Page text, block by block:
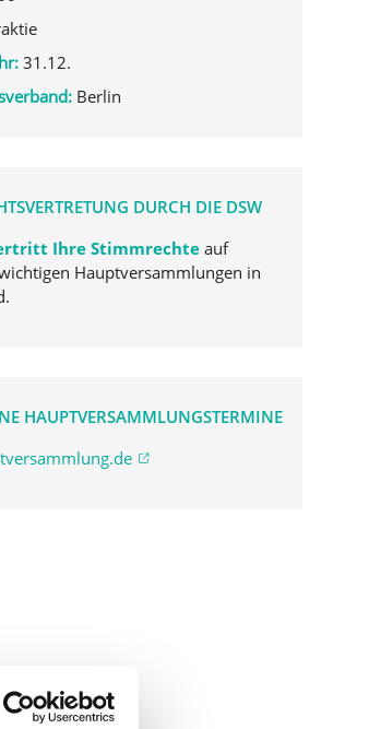
31.12.
Berlin
DURCH DIE DSW
Ihre Stimmrechte auf
Hauptversammlungen in
HAUPTVERSAMMLUNGSTERMINE